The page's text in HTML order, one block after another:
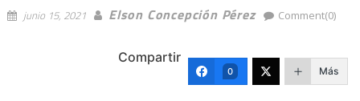
junio 15, 2021 Elson Concepción Pérez Comment(0)
Compartir
0 Más